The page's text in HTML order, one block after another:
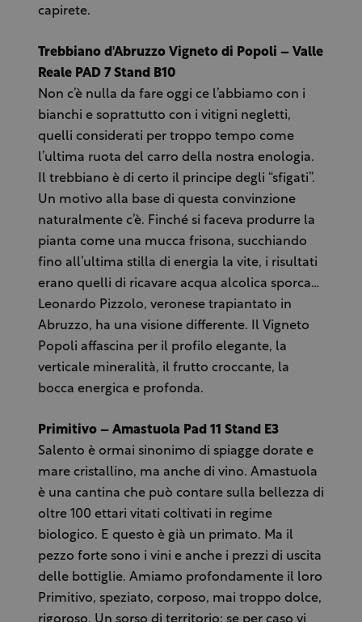
capirete.
Trebbiano d'Abruzzo Vigneto di Popoli – Valle
Reale PAD 7 Stand B10
Non c’è nulla da fare oggi ce l’abbiamo con i
bianchi e soprattutto con i vitigni negletti,
quelli considerati per troppo tempo come
l’ultima ruota del carro della nostra enologia.
Il trebbiano è di certo il principe degli “sfigati”.
Un motivo alla base di questa convinzione
naturalmente c’è. Finché si faceva produrre la
pianta come una mucca frisona, succhiando
fino all’ultima stilla di energia la vite, i risultati
erano quelli di ricavare acqua alcolica sporca…
Leonardo Pizzolo, veronese trapiantato in
Abruzzo, ha una visione differente. Il Vigneto
Popoli affascina per il profilo elegante, la
verticale mineralità, il frutto croccante, la
bocca energica e profonda.
Primitivo – Amastuola Pad 11 Stand E3
Salento è ormai sinonimo di spiagge dorate e
mare cristallino, ma anche di vino. Amastuola
è una cantina che può contare sulla bellezza di
oltre 100 ettari vitati coltivati in regime
biologico. E questo è già un primato. Ma il
pezzo forte sono i vini e anche i prezzi di uscita
delle bottiglie. Amiamo profondamente il loro
Primitivo, speziato, corposo, mai troppo dolce,
rigoroso. Un sorso di territorio; se per caso vi